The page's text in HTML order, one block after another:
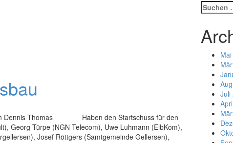
Dennis Thomas Haben den Startschuss für den
Georg Türpe (NGN Telecom), Uwe Luhmann (ElbKom),
Josef Röttgers (Samtgemeinde Gellersen),
Suchen
nach:
Juli